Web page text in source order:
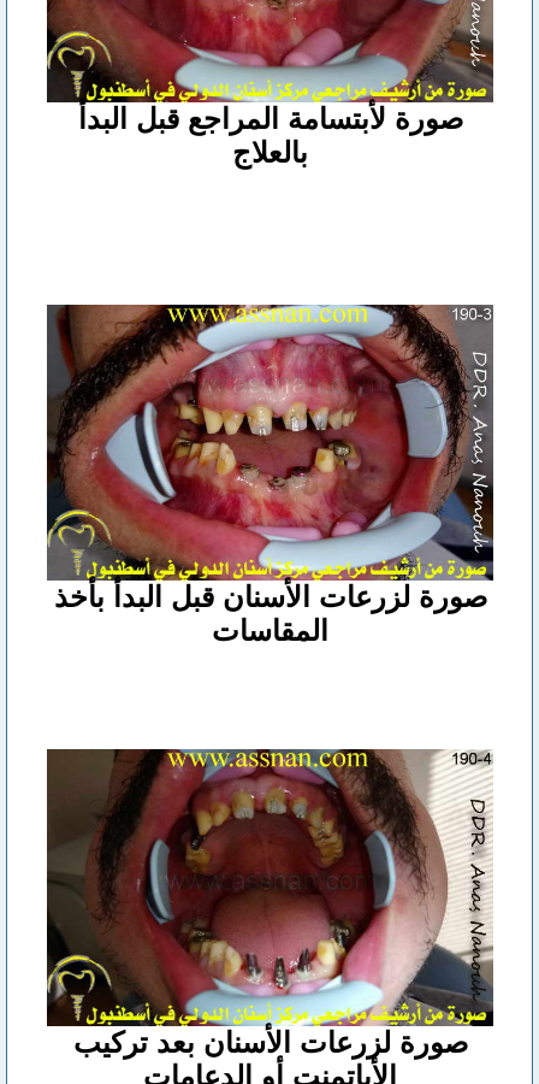
صورة لأبتسامة المراجع قبل البدأ
بالعلاج
صورة لزرعات الأسنان قبل البدأ بأخذ
المقاسات
صورة لزرعات الأسنان بعد تركيب
الأباتمنت أو الدعامات